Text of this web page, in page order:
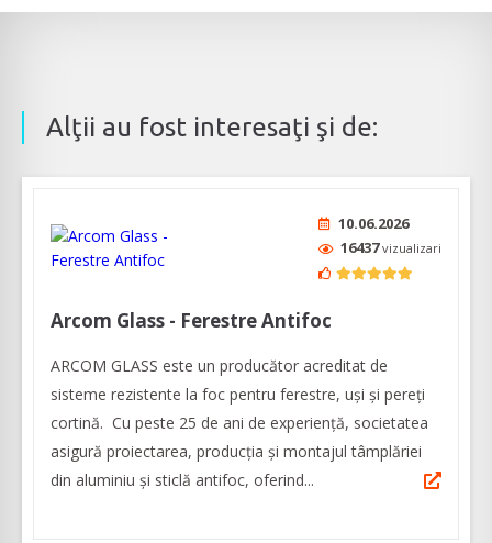
Alţii au fost interesaţi şi de:
10.06.2026
16437vizualizari
Arcom Glass - Ferestre Antifoc
ARCOM GLASS este un producător acreditat de
sisteme rezistente la foc pentru ferestre, uși și pereți
cortină. Cu peste 25 de ani de experiență, societatea
asigură proiectarea, producția și montajul tâmplăriei
din aluminiu și sticlă antifoc, oferind...